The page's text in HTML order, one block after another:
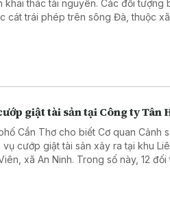
khai thác tài nguyên. Các đối tượng
cát trái phép trên sông Đà, thuộc
giật tài sản tại Công ty Tân
Cần Thơ cho biết Cơ quan Cảnh
cướp giật tài sản xảy ra tại khu
xã An Ninh. Trong số này, 12